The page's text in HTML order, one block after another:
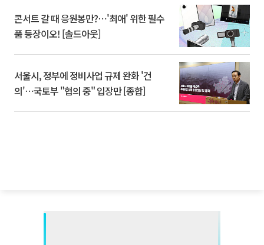
콘서트 갈 때 응원봉만?⋯'최애' 위한 필수
품 등장이오! [솔드아웃]
서울시, 정부에 정비사업 규제 완화 '건
의'⋯국토부 "협의 중" 입장만 [종합]